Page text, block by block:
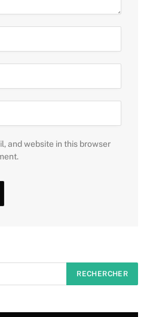
and website in this browser